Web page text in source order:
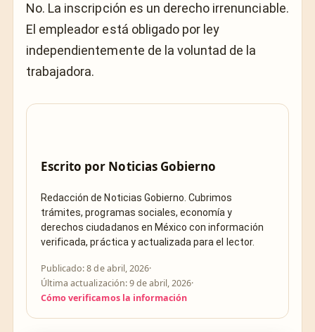
No. La inscripción es un derecho irrenunciable.
El empleador está obligado por ley
independientemente de la voluntad de la
trabajadora.
Escrito por Noticias Gobierno
Redacción de Noticias Gobierno. Cubrimos
trámites, programas sociales, economía y
derechos ciudadanos en México con información
verificada, práctica y actualizada para el lector.
Publicado: 8 de abril, 2026·
Última actualización: 9 de abril, 2026·
Cómo verificamos la información